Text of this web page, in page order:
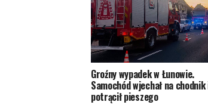
Groźny wypadek w Łunowie.
Samochód wjechał na chodnik
potrącił pieszego